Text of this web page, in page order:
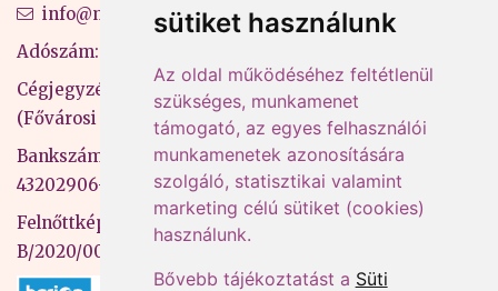
sütiket használunk
Az oldal működéséhez feltétlenül
szükséges, munkamenet
támogató, az egyes felhasználói
munkamenetek azonosítására
szolgáló, statisztikai valamint
marketing célú sütiket (cookies)
használunk.
Bővebb tájékoztatást a Süti
info@mprx.hu
Adószám: 13598145-2-41
Cégjegyzékszám: 01-09-883770
(Fővárosi Bíróság)
Bankszámlaszám: CIB Bank, 10700581-
43202906-51100005
Felnőttképzési nyilvántartási szám:
B/2020/000053